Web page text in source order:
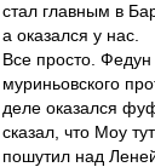
стал главным в
а оказался у нас.
Все просто.
муриньовского
деле оказался
сказал, что Моу
пошутил над